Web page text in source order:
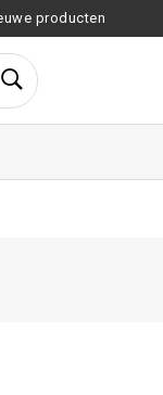
producten